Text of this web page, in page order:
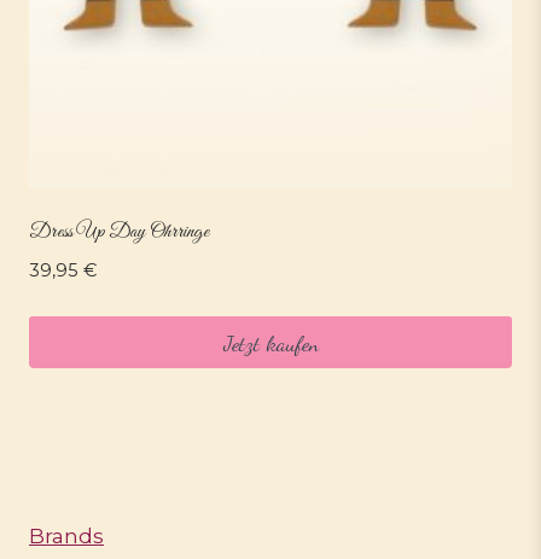
Dress Up Day Ohrringe
39,95 €
Jetzt kaufen
Brands